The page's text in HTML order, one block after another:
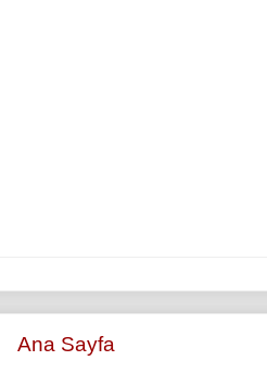
Ana Sayfa